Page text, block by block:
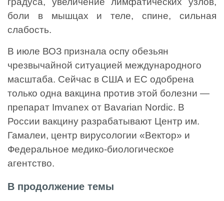
боли в мышцах и теле, спине, сильная
слабость.
В июле ВОЗ признала оспу обезьян
чрезвычайной ситуацией международного
масштаба. Сейчас в США и ЕС одобрена
только одна вакцина против этой болезни —
препарат Imvanex от Bavarian Nordic. В
России вакцину разрабатывают Центр им.
Гамалеи, центр вирусологии «Вектор» и
Федеральное медико-биологическое
агентство.
В продолжение темы